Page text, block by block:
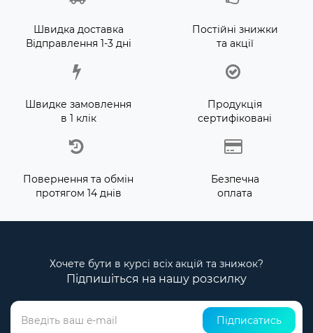
Швидка доставка
Відправлення 1-3 дні
Постійні знижки
та акції
Швидке замовлення
в 1 клік
Продукція
сертифіковані
Повернення та обмін
протягом 14 днів
Безпечна
оплата
Хочете бути в курсі всіх акцій та знижок?
Підпишіться на нашу розсилку
Підписатись